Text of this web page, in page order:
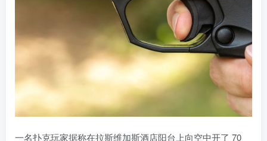
一名扑克玩家据称在拉斯维加斯酒店阳台上向空中开了 70